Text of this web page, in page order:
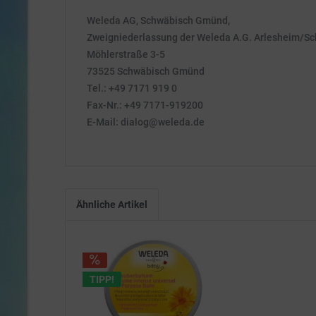
Weleda AG, Schwäbisch Gmünd,
Zweigniederlassung der Weleda A.G. Arlesheim/
Möhlerstraße 3-5
73525 Schwäbisch Gmünd
Tel.: +49 7171 919 0
Fax-Nr.: +49 7171-919200
E-Mail: dialog@weleda.de
Ähnliche Artikel
TIPP!